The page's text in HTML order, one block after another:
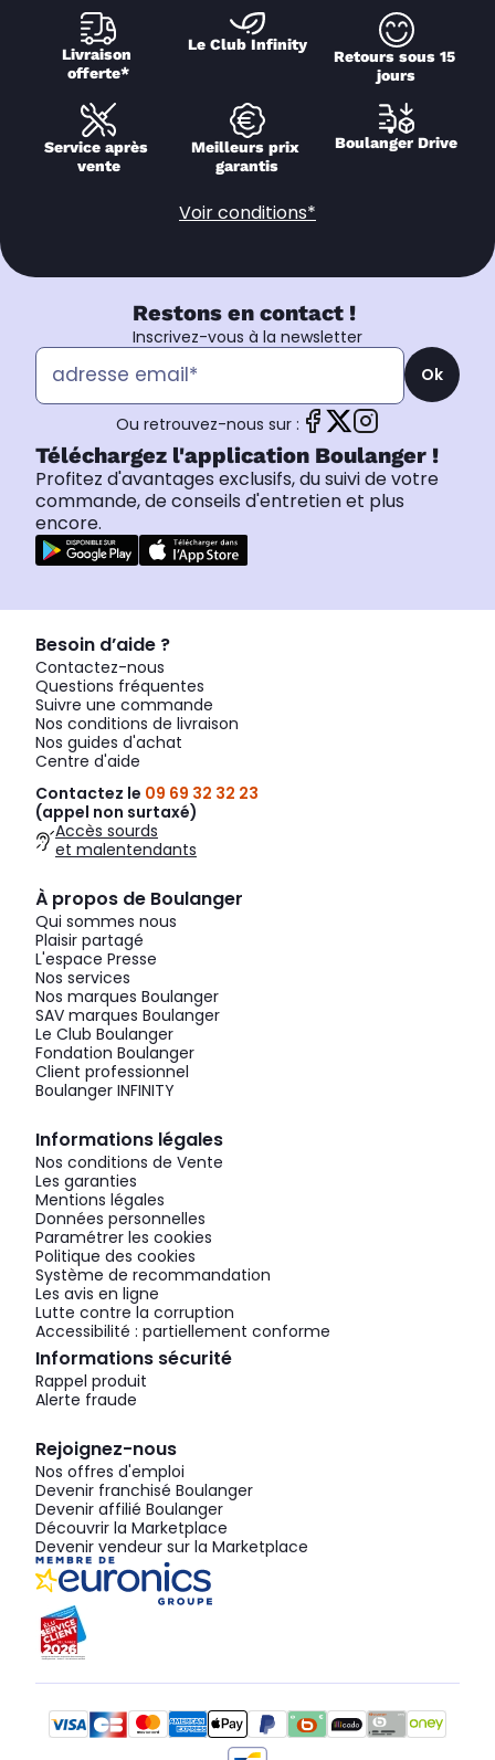
Livraison
offerte*
Le Club Infinity
Retours sous 15
jours
Service après
vente
Meilleurs prix
garantis
Boulanger Drive
Voir conditions*
Restons en contact !
Inscrivez-vous à la newsletter
Ok
Ou retrouvez-nous sur :
Téléchargez l'application Boulanger !
Profitez d'avantages exclusifs, du suivi de votre
commande, de conseils d'entretien et plus
encore.
Besoin d’aide ?
Contactez-nous
Questions fréquentes
Suivre une commande
Nos conditions de livraison
Nos guides d'achat
Centre d'aide
Contactez le 09 69 32 32 23
(appel non surtaxé)
Accès sourds
et malentendants
À propos de Boulanger
Qui sommes nous
Plaisir partagé
L'espace Presse
Nos services
Nos marques Boulanger
SAV marques Boulanger
Le Club Boulanger
Fondation Boulanger
Client professionnel
Boulanger INFINITY
Informations légales
Nos conditions de Vente
Les garanties
Mentions légales
Données personnelles
Paramétrer les cookies
Politique des cookies
Système de recommandation
Les avis en ligne
Lutte contre la corruption
Accessibilité : partiellement conforme
Informations sécurité
Rappel produit
Alerte fraude
Rejoignez-nous
Nos offres d'emploi
Devenir franchisé Boulanger
Devenir affilié Boulanger
Découvrir la Marketplace
Devenir vendeur sur la Marketplace